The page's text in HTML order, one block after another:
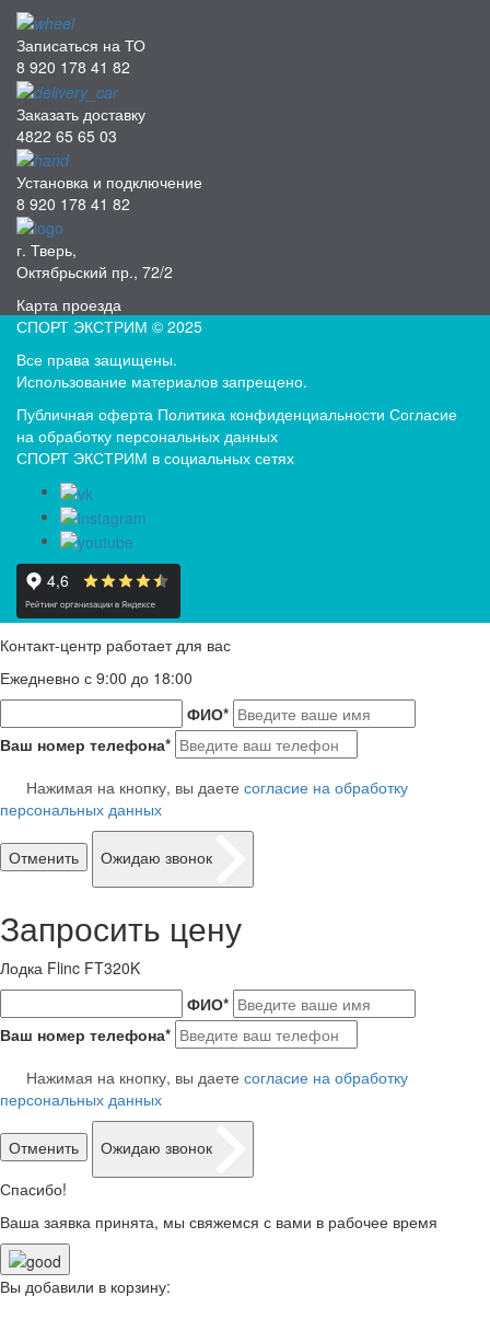
Записаться на ТО
8 920 178 41 82
Заказать доставку
4822 65 65 03
Установка и подключение
8 920 178 41 82
г. Тверь,
Октябрьский пр., 72/2
Карта проезда
СПОРТ ЭКСТРИМ © 2025
Все права защищены.
Использование материалов запрещено.
Публичная оферта Политика конфиденциальности Согласие
на обработку персональных данных
СПОРТ ЭКСТРИМ в социальных сетях
Контакт-центр работает для вас
Ежедневно с 9:00 до 18:00
ФИО*
Ваш номер телефона*
Нажимая на кнопку, вы даете согласие на обработку
персональных данных
Отменить Ожидаю звонок
Запросить цену
Лодка Flinc FT320K
ФИО*
Ваш номер телефона*
Нажимая на кнопку, вы даете согласие на обработку
персональных данных
Отменить
Ожидаю звонок
Спасибо!
Ваша заявка принята, мы свяжемся с вами в рабочее время
Вы добавили в корзину: